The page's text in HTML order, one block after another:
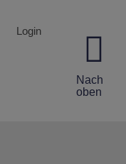
Login
Nach
oben